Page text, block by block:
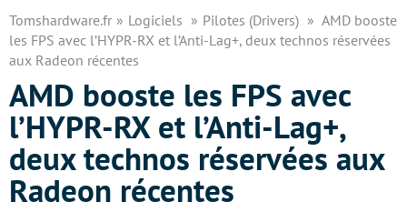
Tomshardware.fr Logiciels Pilotes (Drivers)
AMD booste
les FPS avec l’HYPR-RX et l’Anti-Lag+, deux technos réservées
aux Radeon récentes
AMD booste les FPS avec
l’HYPR-RX et l’Anti-Lag+,
deux technos réservées aux
Radeon récentes